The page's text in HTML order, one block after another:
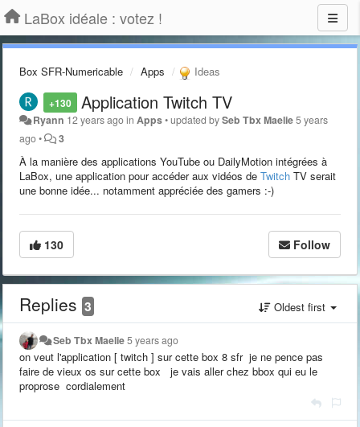
LaBox idéale : votez !
Box SFR-Numericable Apps Ideas
+130 Application Twitch TV
Ryann 12 years agoin Apps•updated bySeb Tbx Maelie5 years
ago• 3
À la manière des applications YouTube ou DailyMotion intégrées à
LaBox, une application pour accéder aux vidéos de Twitch TV serait
une bonne idée... notamment appréciée des gamers :-)
130 Follow
Replies 3 Oldest first
Seb Tbx Maelie5 years ago
on veut l'application [ twitch ] sur cette box 8 sfr je ne pence pas
faire de vieux os sur cette box je vais aller chez bbox qui eu le
proprose cordialement